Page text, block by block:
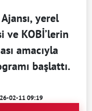
yerel
KOBİ’lerin
amacıyla
başlattı.
02-11 09:19